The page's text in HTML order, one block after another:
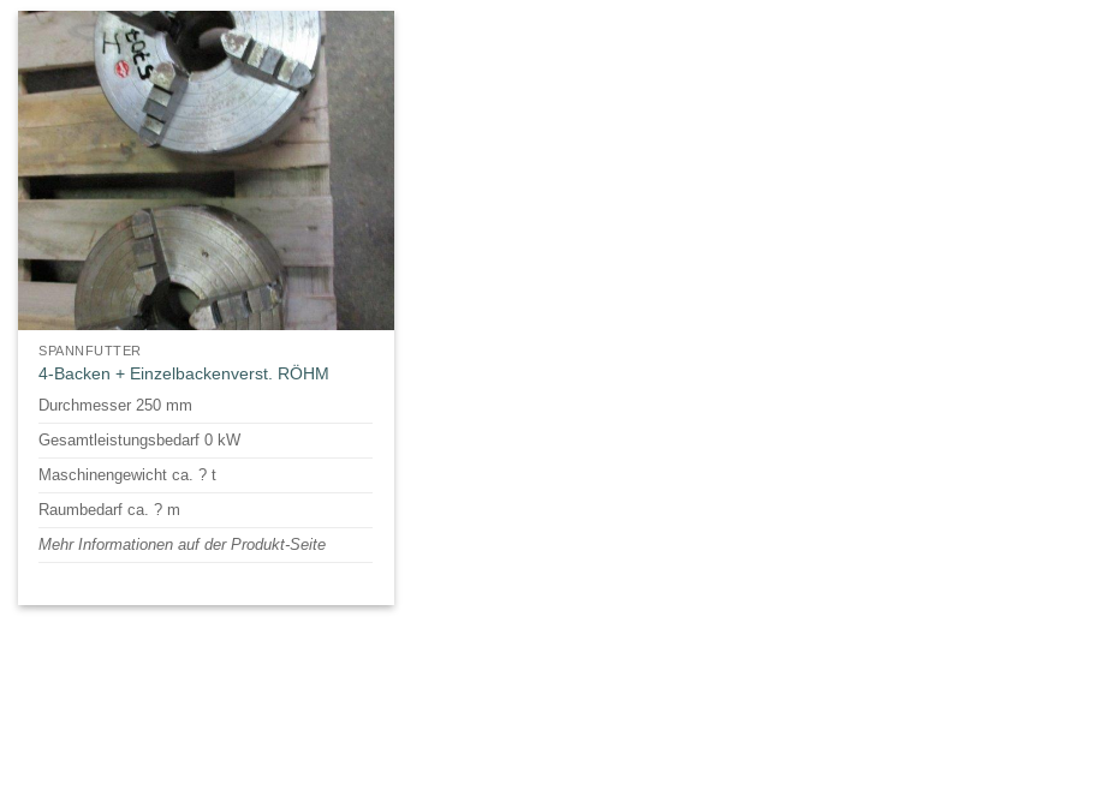
SPANNFUTTER
4-Backen + Einzelbackenverst. RÖHM
Durchmesser 250 mm
Gesamtleistungsbedarf 0 kW
Maschinengewicht ca. ? t
Raumbedarf ca. ? m
Mehr Informationen auf der Produkt-Seite